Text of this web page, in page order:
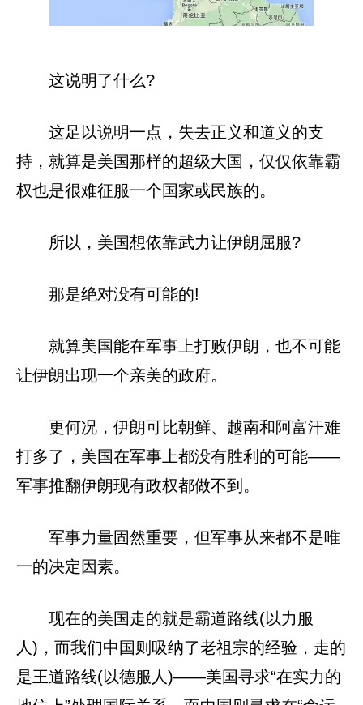
这说明了什么?
这足以说明一点，失去正义和道义的支
持，就算是美国那样的超级大国，仅仅依靠霸
权也是很难征服一个国家或民族的。
所以，美国想依靠武力让伊朗屈服?
那是绝对没有可能的!
就算美国能在军事上打败伊朗，也不可能
让伊朗出现一个亲美的政府。
更何况，伊朗可比朝鲜、越南和阿富汗难
打多了，美国在军事上都没有胜利的可能——
军事推翻伊朗现有政权都做不到。
军事力量固然重要，但军事从来都不是唯
一的决定因素。
现在的美国走的就是霸道路线(以力服
人)，而我们中国则吸纳了老祖宗的经验，走的
是王道路线(以德服人)——美国寻求“在实力的